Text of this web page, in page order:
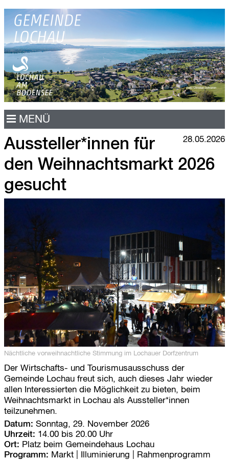
N
i
a
t
i
o
n
e
s
p
i
n
g
e
MENÜ
28.05.2026
Aussteller*innen für
den Weihnachtsmarkt 2026
gesucht
Nächtliche vorweihnachtliche Stimmung im Lochauer Dorfzentrum
Der Wirtschafts- und Tourismusausschuss der
Gemeinde Lochau freut sich, auch dieses Jahr wieder
allen Interessierten die Möglichkeit zu bieten, beim
Weihnachtsmarkt in Lochau als Aussteller*innen
teilzunehmen.
Datum: Sonntag, 29. November 2026
Uhrzeit: 14.00 bis 20.00 Uhr
Ort: Platz beim Gemeindehaus Lochau
Programm: Markt | Illuminierung | Rahmenprogramm